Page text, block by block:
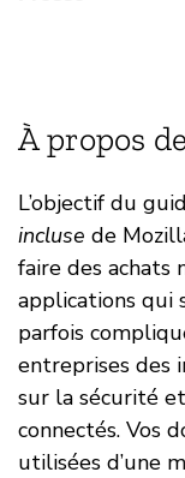
À propos
L’objectif du
incluse de
faire des achats
applications qui
parfois
entreprises des
sur la sécurité
connectés. Vos
utilisées d’une